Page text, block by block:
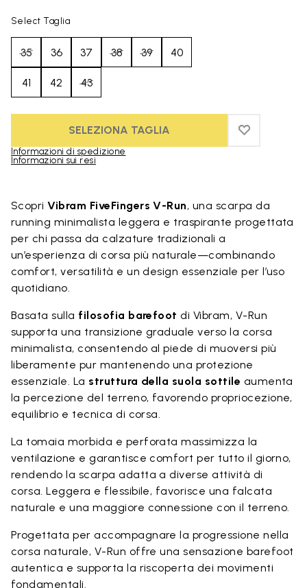
Select Taglia
35 36 37 38 39 40
41 42 43
SELEZIONA TAGLIA ADD TO
ADD TO
Informazioni di spedizione
Informazioni sui resi
ScopriVibram FiveFingers V-Run, una scarpa da
running minimalista leggera e traspirante progettata
per chi passa da calzature tradizionali a
un’esperienza di corsa più naturale—combinando
comfort, versatilità e un design essenziale per l’uso
quotidiano.
Basata sulla filosofia barefoot di Vibram, V-Run
supporta una transizione graduale verso la corsa
minimalista, consentendo al piede di muoversi più
liberamente pur mantenendo una protezione
essenziale. La struttura della suola sottile aumenta
la percezione del terreno, favorendo propriocezione,
equilibrio e tecnica di corsa.
La tomaia morbida e perforata massimizza la
ventilazione e garantisce comfort per tutto il giorno,
rendendo la scarpa adatta a diverse attività di
corsa. Leggera e flessibile, favorisce una falcata
naturale e una maggiore connessione con il terreno.
Progettata per accompagnare la progressione nella
corsa naturale, V-Run offre una sensazione barefoot
autentica e supporta la riscoperta dei movimenti
fondamentali.